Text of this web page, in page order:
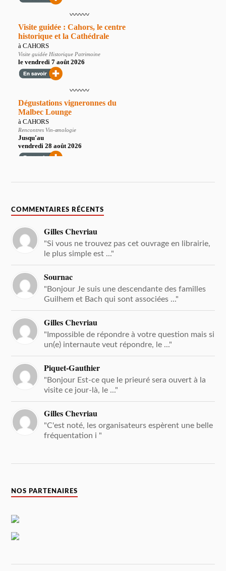
COMMENTAIRES RÉCENTS
Gilles Chevriau
"Si vous ne trouvez pas cet ouvrage en librairie,
le plus simple est ..."
Sournac
"Bonjour Je suis une descendante des familles
Guilhem et Bach qui sont associées ..."
Gilles Chevriau
"Impossible de répondre à votre question mais si
un(e) internaute veut répondre, le ..."
Piquet-Gauthier
"Bonjour Est-ce que le prieuré sera ouvert à la
visite ce jour-là, le ..."
Gilles Chevriau
"C'est noté, les organisateurs espèrent une belle
fréquentation i "
NOS PARTENAIRES